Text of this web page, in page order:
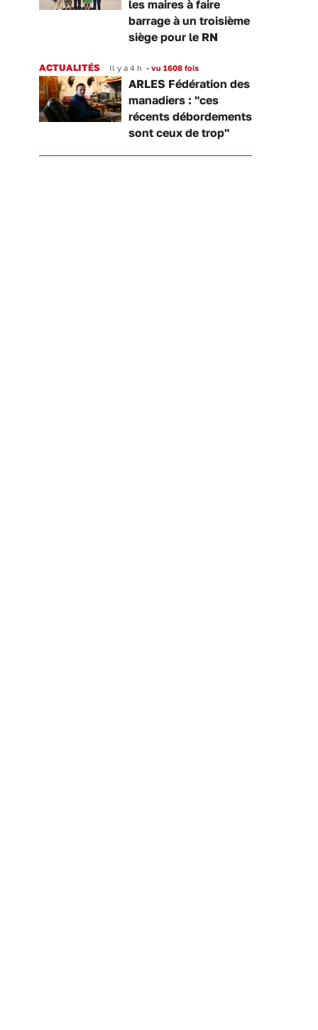
les maires à faire
barrage à un troisième
siège pour le RN
ACTUALITÉS Il y a 4 h • vu 1608 fois
ARLES Fédération des
manadiers : "ces
récents débordements
sont ceux de trop"